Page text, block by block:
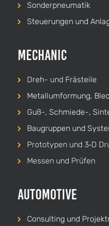
Sonderpneumatik
Steuerungen und
Mechanic
Dreh- und Frästeile
Metallumformung,
Guß-, Schmiede-,
Baugruppen und
Prototypen und 3‑D
Messen und Prüfen
Automotive
Consulting und